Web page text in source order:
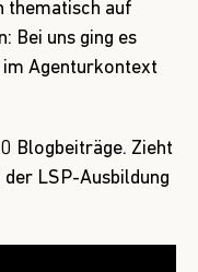
thematisch auf
Bei uns ging es
Agenturkontext
Blogbeiträge. Zieht
der LSP-Ausbildung